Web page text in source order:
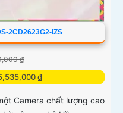
2CD2623G2-IZS
₫
₫
Camera chất lượng cao